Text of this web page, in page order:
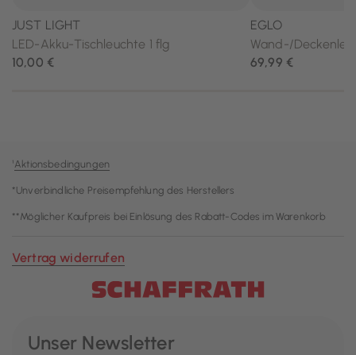
¹Aktionsbedingungen
*Unverbindliche Preisempfehlung des Herstellers
**Möglicher Kaufpreis bei Einlösung des Rabatt-Codes im Warenkorb
Vertrag widerrufen
Unser Newsletter